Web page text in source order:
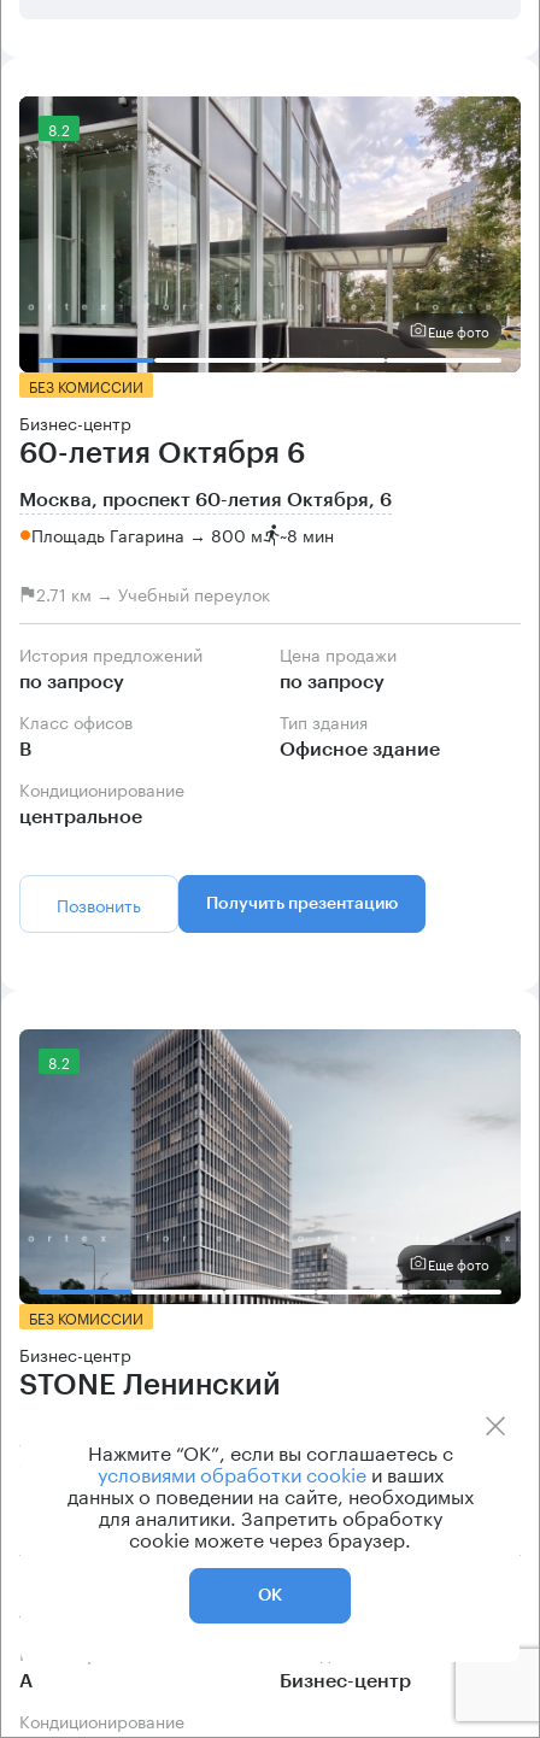
8.2
Еще фото
БЕЗ КОМИССИИ
Бизнес-центр
60-летия Октября 6
Москва, проспект 60-летия Октября, 6
Площадь Гагарина → 800 м ~8 мин
2.71 км → Учебный переулок
История предложений
по запросу
Цена продажи
по запросу
Класс офисов
B
Тип здания
Офисное здание
Кондиционирование
центральное
Позвонить Получить презентацию
8.2
Еще фото
БЕЗ КОМИССИИ
Бизнес-центр
STONE Ленинский
Площадь Гагарина → 400 м ~4 мин
2.73 км → Учебный переулок
389 кв.м
Цена продажи
по запросу
А Бизнес-центр
Кондиционирование
Нажмите “ОК”, если вы соглашаетесь с
условиями обработки cookieи ваших
данных о поведении на сайте, необходимых
для аналитики. Запретить обработку
cookie можете через браузер.
ОК